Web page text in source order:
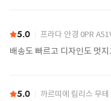
5.0 프라다 안경 0PR
배송도 빠르고 디자인도 멋
5.0 까르띠에 림리스 무테 안경